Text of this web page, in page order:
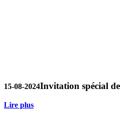
15-08-2024Invitation spécial
Lire plus